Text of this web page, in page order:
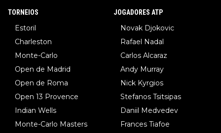
TORNEIOS
Estoril
Charleston
Monte-Carlo
Open de Madrid
Open de Roma
Open 13 Provence
Indian Wells
Monte-Carlo Masters
JOGADORES ATP
Novak Djokovic
Rafael Nadal
Carlos Alcaraz
Andy Murray
Nick Kyrgios
Stefanos Tsitsipas
Daniil Medvedev
Frances Tiafoe